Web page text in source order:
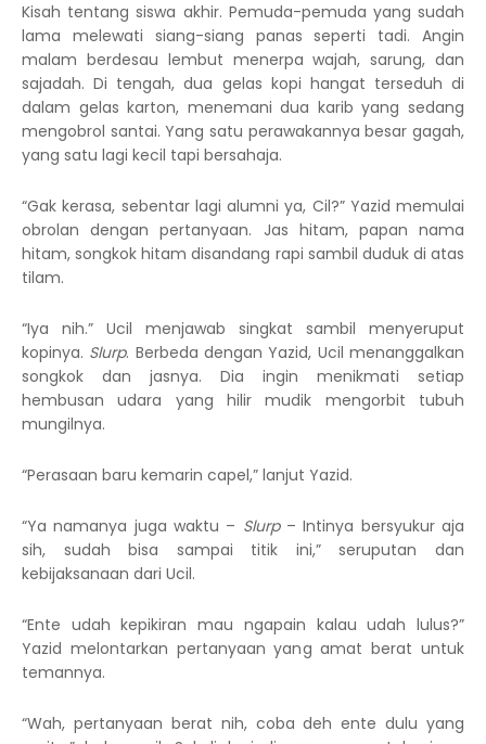
Kisah tentang siswa akhir. Pemuda-pemuda yang sudah
lama melewati siang-siang panas seperti tadi. Angin
malam berdesau lembut menerpa wajah, sarung, dan
sajadah. Di tengah, dua gelas kopi hangat terseduh di
dalam gelas karton, menemani dua karib yang sedang
mengobrol santai. Yang satu perawakannya besar gagah,
yang satu lagi kecil tapi bersahaja.
“Gak kerasa, sebentar lagi alumni ya, Cil?” Yazid memulai
obrolan dengan pertanyaan. Jas hitam, papan nama
hitam, songkok hitam disandang rapi sambil duduk di atas
tilam.
“Iya nih.” Ucil menjawab singkat sambil menyeruput
kopinya. Slurp. Berbeda dengan Yazid, Ucil menanggalkan
songkok dan jasnya. Dia ingin menikmati setiap
hembusan udara yang hilir mudik mengorbit tubuh
mungilnya.
“Perasaan baru kemarin capel,” lanjut Yazid.
“Ya namanya juga waktu – Slurp– Intinya bersyukur aja
sih, sudah bisa sampai titik ini,” seruputan dan
kebijaksanaan dari Ucil.
“Ente udah kepikiran mau ngapain kalau udah lulus?”
Yazid melontarkan pertanyaan yang amat berat untuk
temannya.
“Wah, pertanyaan berat nih, coba deh ente dulu yang